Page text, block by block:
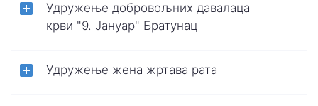
Удружење добровољних давалаца
крви "9. Јануар" Братунац
Удружење жена жртава рата